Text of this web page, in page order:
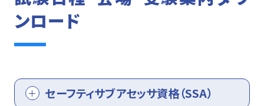
ンロード
セーフティサブアセッサ資格（SSA）